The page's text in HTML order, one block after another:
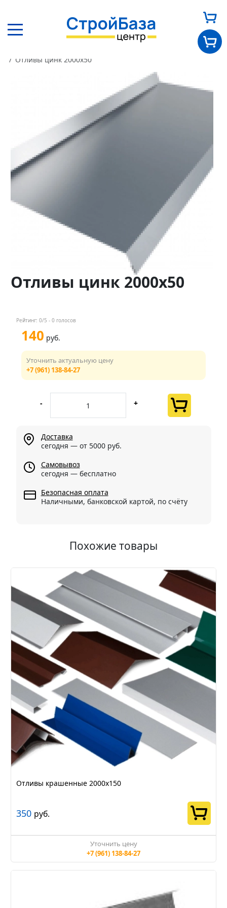
Оплата и доставка
Новости
Контакты
+7 (961) 138-84-27
Прочее
Отливы цинк 2000х50
Отливы цинк 2000х50
Рейтинг: 0/5 - 0 голосов
140 руб.
Уточнить актуальную цену
+7 (961) 138-84-27
- +
Доставка
сегодня — от 5000 руб.
Самовывоз
сегодня — бесплатно
Безопасная оплата
Наличными, банковской картой, по счёту
Похожие товары
Отливы крашенные 2000х150
350 руб.
Уточнить цену
+7 (961) 138-84-27